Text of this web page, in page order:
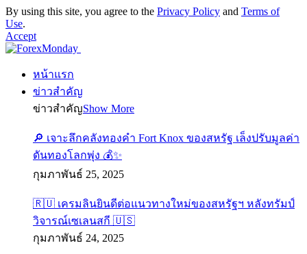
By using this site, you agree to the Privacy Policy and Terms of
Use.
Accept
หน้าแรก
ข่าวสำคัญ
ข่าวสำคัญShow More
🔎 เจาะลึกคลังทองคำ Fort Knox ของสหรัฐ เล็งปรับมูลค่า
ดันทองโลกพุ่ง 💰✨
กุมภาพันธ์ 25, 2025
🇷🇺 เครมลินยินดีต่อแนวทางใหม่ของสหรัฐฯ หลังทรัมป์
วิจารณ์เซเลนสกี 🇺🇸
กุมภาพันธ์ 24, 2025